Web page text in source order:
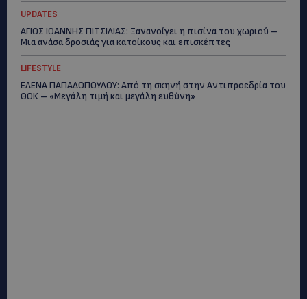
UPDATES
ΑΓΙΟΣ ΙΩΑΝΝΗΣ ΠΙΤΣΙΛΙΑΣ: Ξανανοίγει η πισίνα του χωριού –
Μια ανάσα δροσιάς για κατοίκους και επισκέπτες
LIFESTYLE
ΕΛΕΝΑ ΠΑΠΑΔΟΠΟΥΛΟΥ: Από τη σκηνή στην Αντιπροεδρία του
ΘΟΚ – «Μεγάλη τιμή και μεγάλη ευθύνη»